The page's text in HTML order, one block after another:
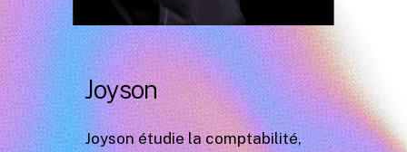
Joyson
Joyson étudie la comptabilité,